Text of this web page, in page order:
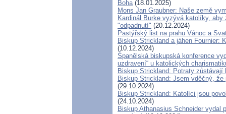
Boha(18.01.2025)
Mons Jan Graubner: Naše země
Kardinál Burke vyzývá katolíky,
"odpadnutí" (20.12.2024)
Pastýřský list na prahu Vánoc a
Biskup Strickland a jáhen
(10.12.2024)
Španělská biskupská konference
uzdravení“ u katolických
Biskup Strickland: Potraty zůstávají
Biskup Strickland: Jsem vděčný,
(29.10.2024)
Biskup Strickland: Katolíci jsou
(24.10.2024)
Biskup Athanasius Schneider